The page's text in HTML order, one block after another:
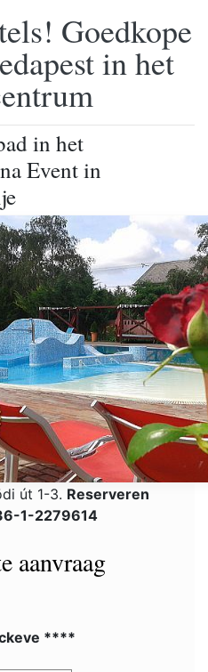
Goedkope
in het
in het
Event in
út 1-3. Reserveren
1-2279614
aanvraag
****